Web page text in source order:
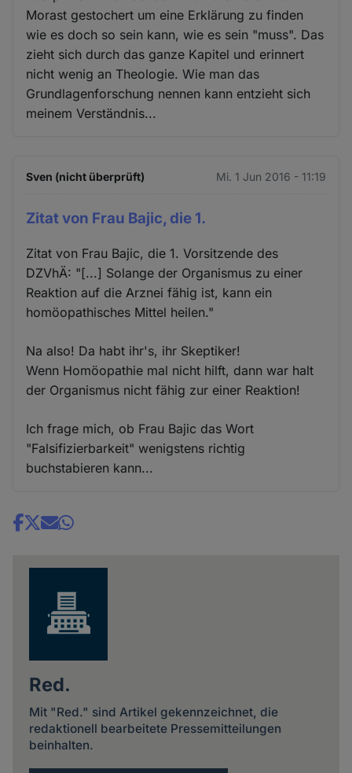
Morast gestochert um eine Erklärung zu finden
wie es doch so sein kann, wie es sein "muss". Das
zieht sich durch das ganze Kapitel und erinnert
nicht wenig an Theologie. Wie man das
Grundlagenforschung nennen kann entzieht sich
meinem Verständnis...
Sven (nicht überprüft) Mi. 1 Jun 2016 - 11:19
Zitat von Frau Bajic, die 1.
Zitat von Frau Bajic, die 1. Vorsitzende des
DZVhÄ: "[...] Solange der Organismus zu einer
Reaktion auf die Arznei fähig ist, kann ein
homöopathisches Mittel heilen."
Na also! Da habt ihr's, ihr Skeptiker!
Wenn Homöopathie mal nicht hilft, dann war halt
der Organismus nicht fähig zur einer Reaktion!
Ich frage mich, ob Frau Bajic das Wort
"Falsifizierbarkeit" wenigstens richtig
buchstabieren kann...
Share
Red.
Mit "Red." sind Artikel gekennzeichnet, die
redaktionell bearbeitete Pressemitteilungen
beinhalten.